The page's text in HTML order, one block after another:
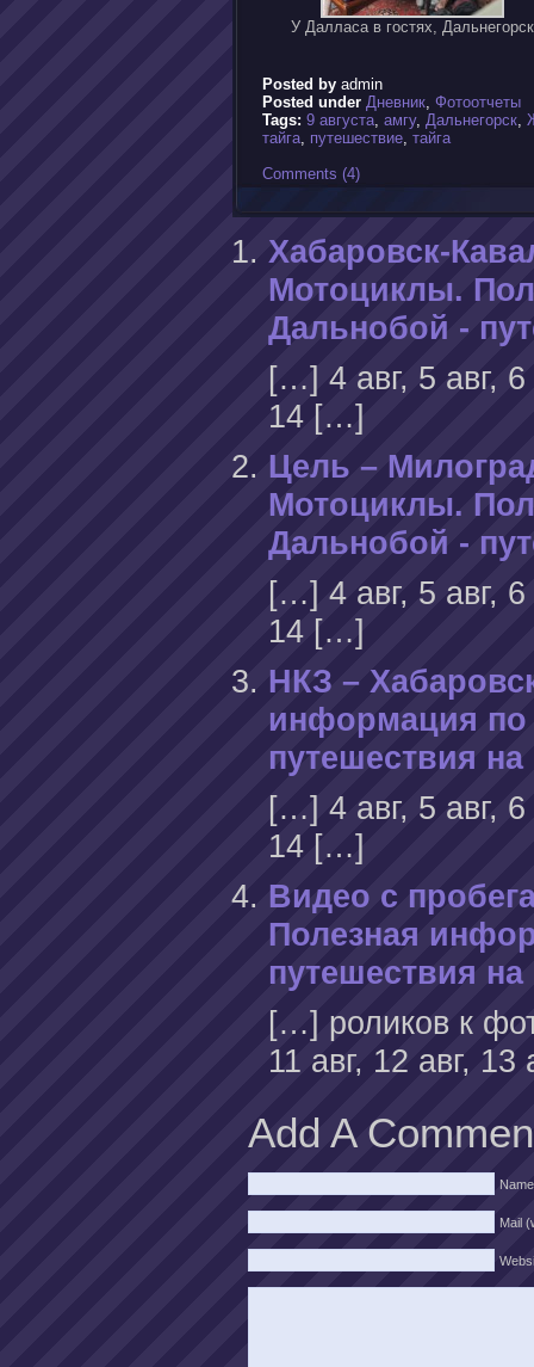
У Далласа в гостях, Дальнегорск
Posted by admin
Posted under Дневник, Фотоотчеты
Tags: 9 августа, амгу, Дальнегорск,
тайга, путешествие, тайга
Comments (4)
Хабаровск-
Мотоциклы.
Дальнобой -
[…] 4 авг, 5 авг, 6
14 […]
Цель –
Мотоциклы.
Дальнобой -
[…] 4 авг, 5 авг, 6
14 […]
НКЗ –
информация по
путешествия
[…] 4 авг, 5 авг, 6
14 […]
Видео с
Полезная
путешествия
[…] роликов к
11 авг, 12 авг,
Add A
Name
Mail